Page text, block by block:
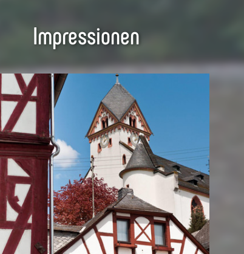
Impressionen